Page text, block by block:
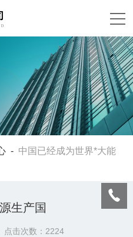
- 中国已经成为世界*大能
生产国
点击次数：2224